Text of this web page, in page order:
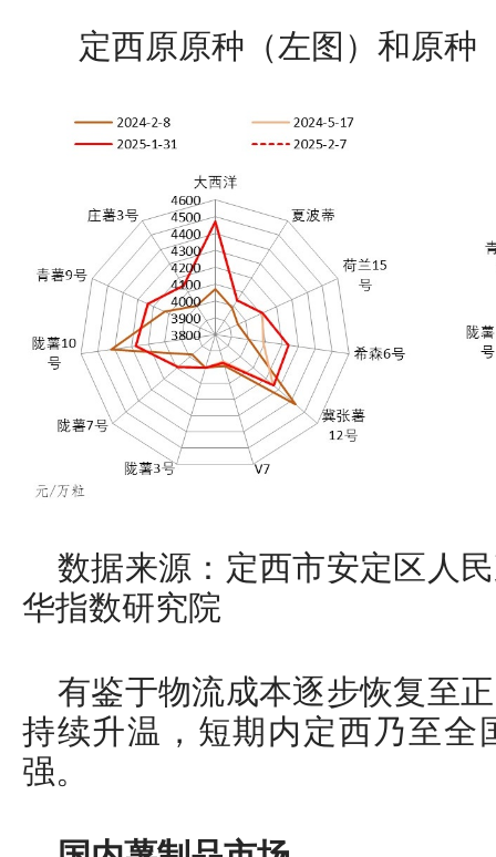
定西原原种（左图）和原种
数据来源：定西市安定区人
华指数研究院
有鉴于物流成本逐步恢复至
持续升温，短期内定西乃至全
强。